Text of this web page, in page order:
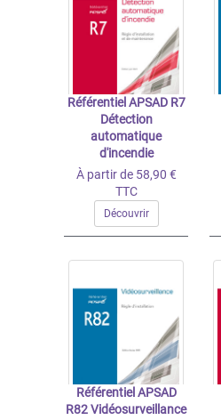
Référentiel APSAD R7
Détection
automatique
d'incendie
À partir de 58,90 €
TTC
Découvrir
Référentiel APSAD
R82 Vidéosurveillance